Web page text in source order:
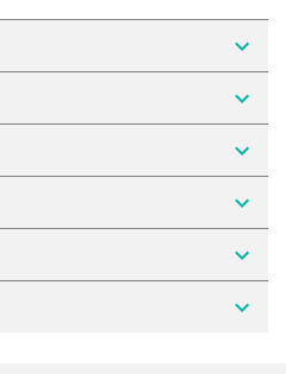
navigate_next
navigate_next
navigate_next
navigate_next
navigate_next
navigate_next